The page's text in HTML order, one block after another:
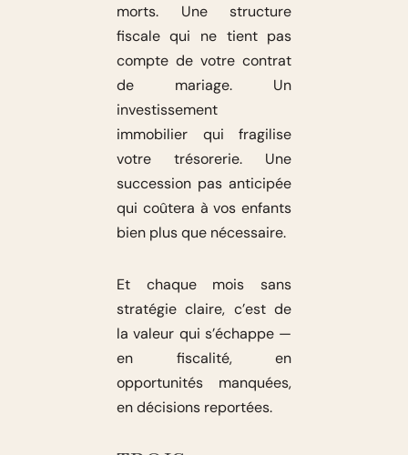
morts. Une structure
fiscale qui ne tient pas
compte de votre contrat
de mariage. Un
investissement
immobilier qui fragilise
votre trésorerie. Une
succession pas anticipée
qui coûtera à vos enfants
bien plus que nécessaire.
Et chaque mois sans
stratégie claire, c’est de
la valeur qui s’échappe —
en fiscalité, en
opportunités manquées,
en décisions reportées.